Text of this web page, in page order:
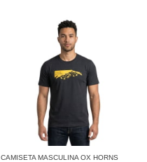
CAMISETA MASCULINA OX HORNS